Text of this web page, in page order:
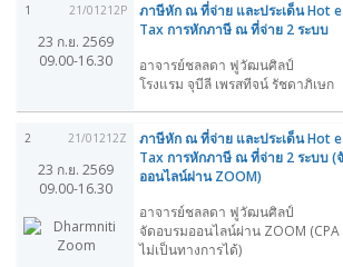
1 21/01212P
23 ก.ย. 2569
09.00-16.30
ภาษีหัก ณ ที่จ่าย และประเด็น Hot
Tax การหักภาษี ณ ที่จ่าย 2 ระบบ
อาจารย์ชลลดา ฟูวัฒนศิลป์
โรงแรม จุบีลี เพรสทีจน์ รัชดาภิเษก
2 21/01212Z
23 ก.ย. 2569
09.00-16.30
ภาษีหัก ณ ที่จ่าย และประเด็น Hot
Tax การหักภาษี ณ ที่จ่าย 2 ระบบ (
ออนไลน์ผ่าน ZOOM)
อาจารย์ชลลดา ฟูวัฒนศิลป์
จัดอบรมออนไลน์ผ่าน ZOOM
ไม่เป็นทางการได้)